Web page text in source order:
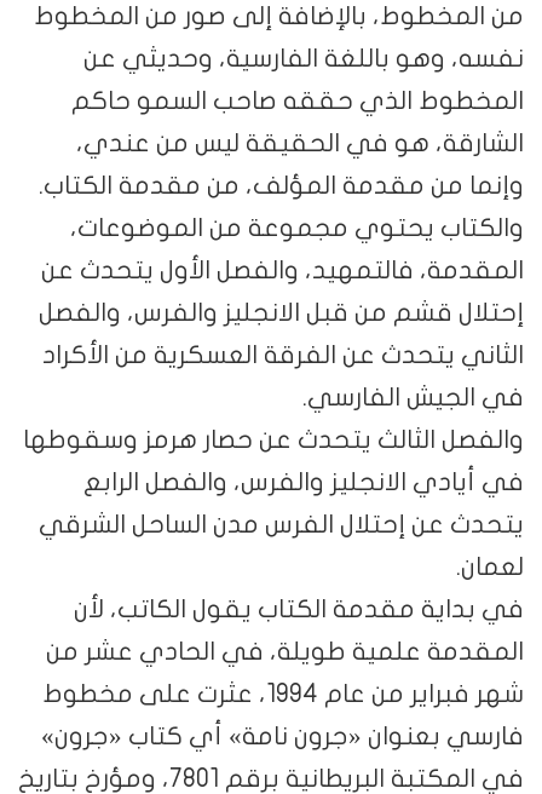
من المخطوط، بالإضافة إلى صور من المخطوط
نفسه، وهو باللغة الفارسية، وحديثي عن
المخطوط الذي حققه صاحب السمو حاكم
الشارقة، هو في الحقيقة ليس من عندي،
وإنما من مقدمة المؤلف، من مقدمة الكتاب.
والكتاب يحتوي مجموعة من الموضوعات،
المقدمة، فالتمهيد، والفصل الأول يتحدث عن
إحتلال قشم من قبل الانجليز والفرس، والفصل
الثاني يتحدث عن الفرقة العسكرية من الأكراد
في الجيش الفارسي.
والفصل الثالث يتحدث عن حصار هرمز وسقوطها
في أيادي الانجليز والفرس، والفصل الرابع
يتحدث عن إحتلال الفرس مدن الساحل الشرقي
لعمان.
في بداية مقدمة الكتاب يقول الكاتب، لأن
المقدمة علمية طويلة، في الحادي عشر من
شهر فبراير من عام 1994، عثرت على مخطوط
فارسي بعنوان «جرون نامة» أي كتاب «جرون»
في المكتبة البريطانية برقم 7801، ومؤرخ بتاريخ